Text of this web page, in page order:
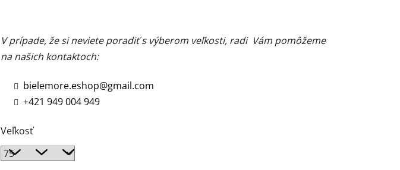
V prípade, že si neviete poradiť s výberom veľkosti, radi Vám pomôžeme
na našich kontaktoch:
bielemore.eshop@gmail.com
+421 949 004 949
Veľkosť